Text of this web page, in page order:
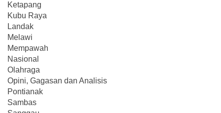
Ketapang
Kubu Raya
Landak
Melawi
Mempawah
Nasional
Olahraga
Opini, Gagasan dan Analisis
Pontianak
Sambas